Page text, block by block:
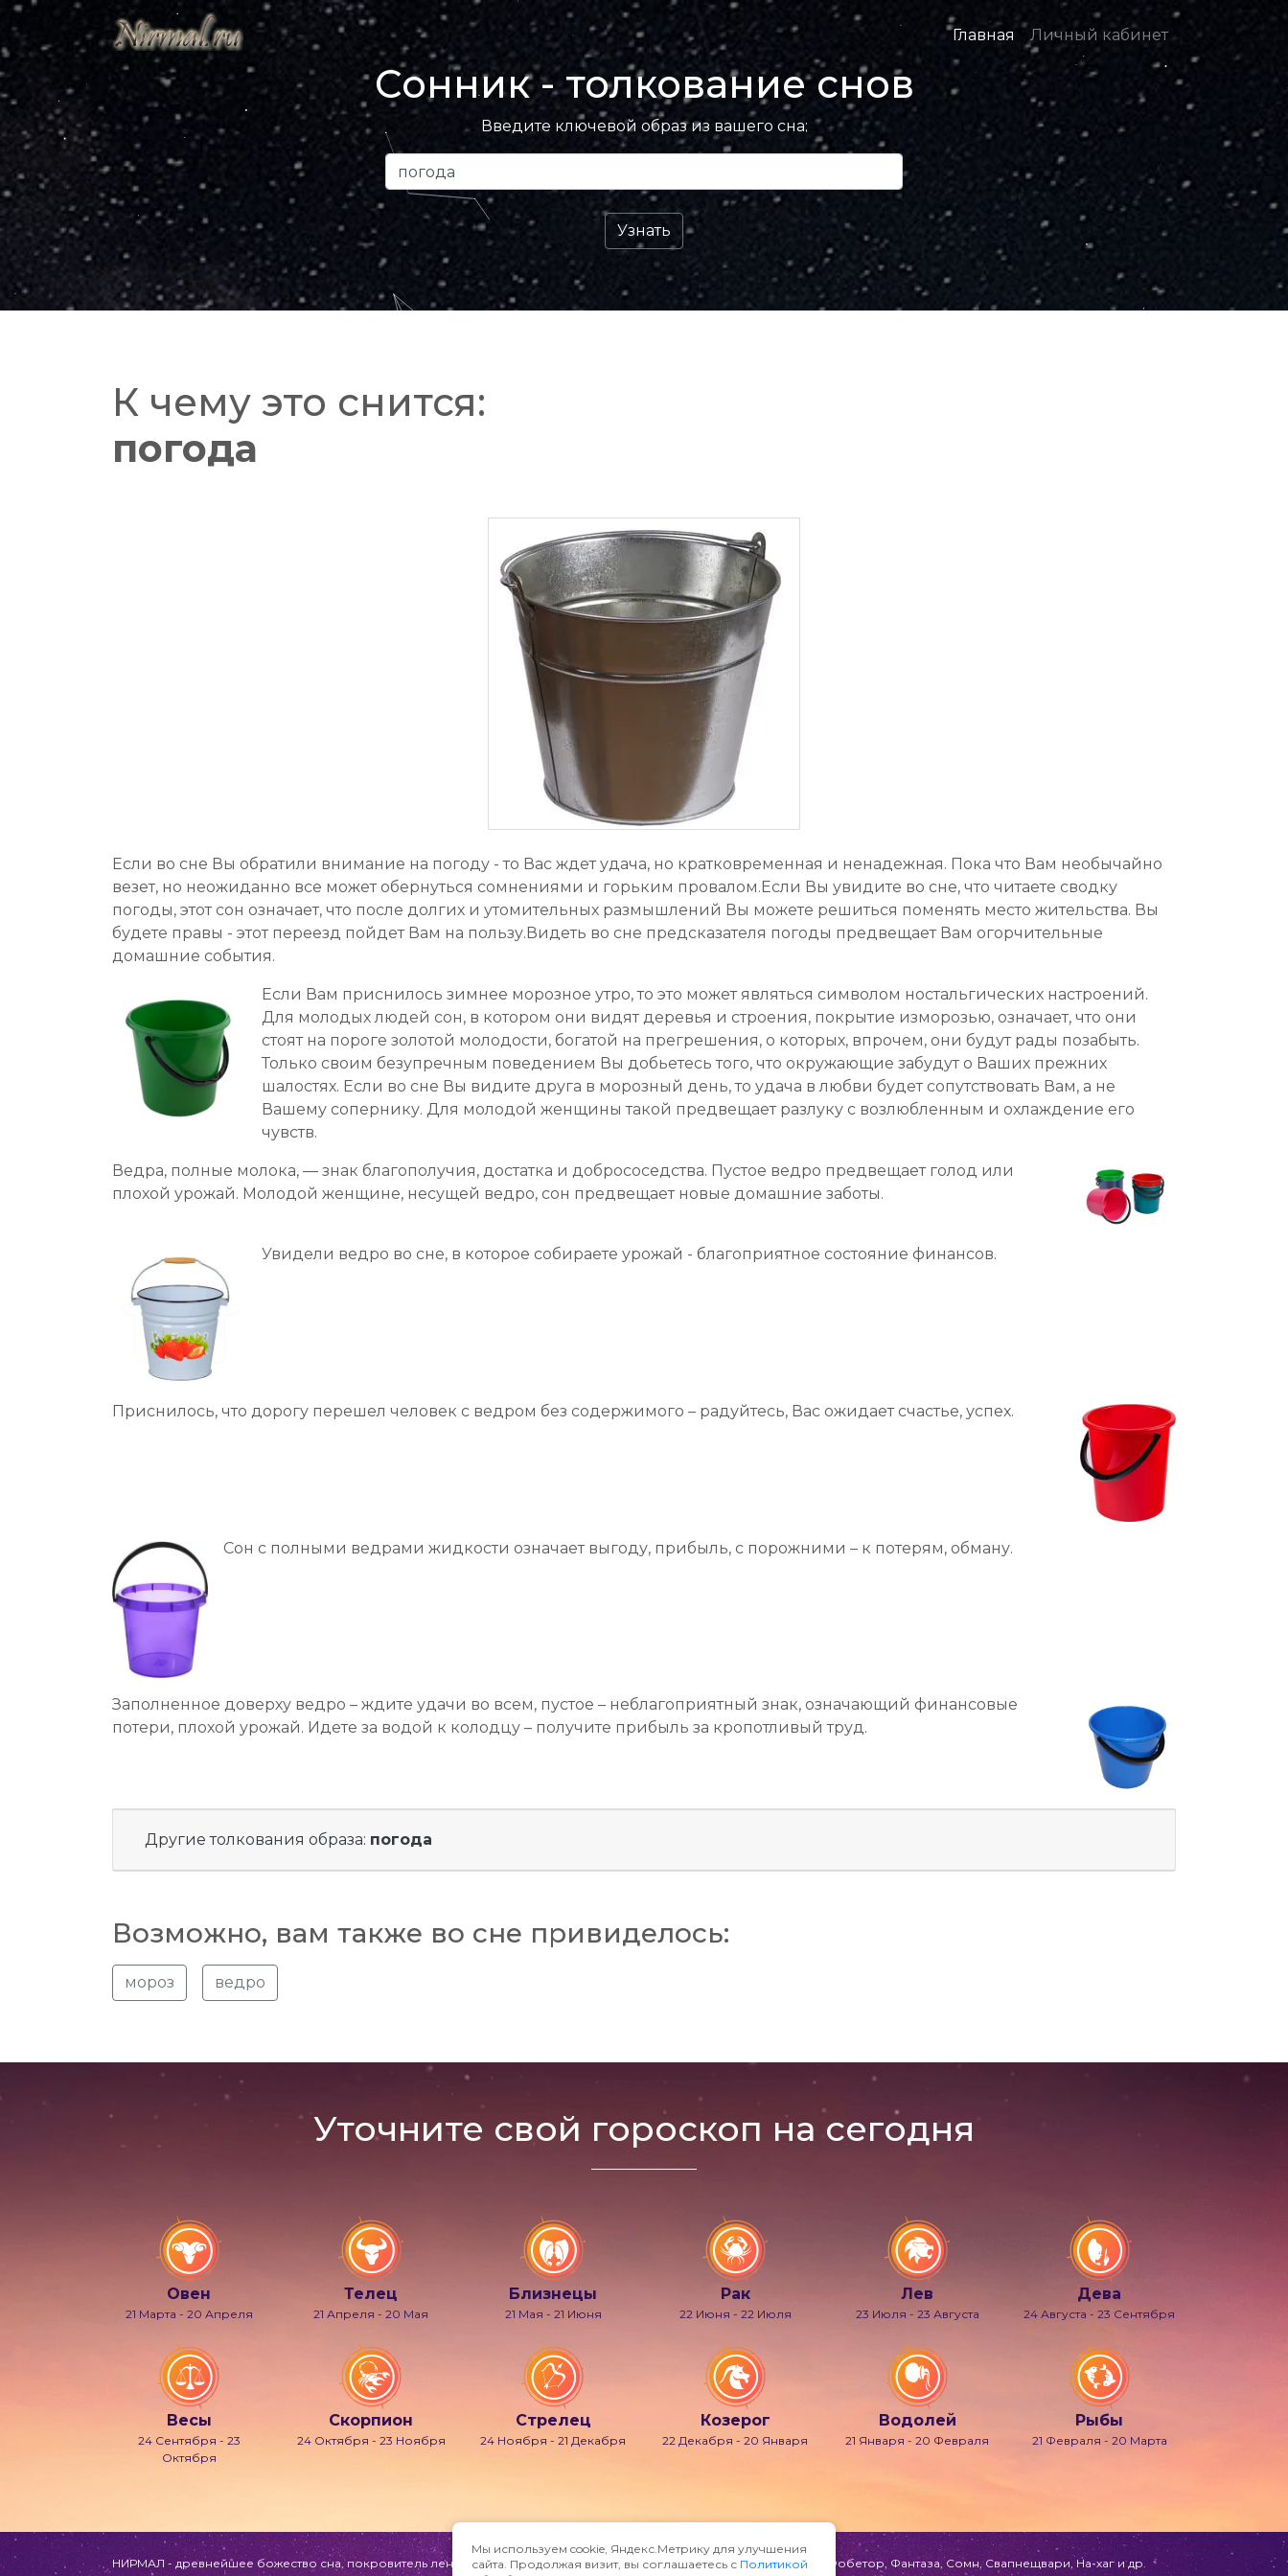
Главная Личный кабинет
Сонник - толкование снов
Введите ключевой образ из вашего сна:
К чему это снится:
погода
Если во сне Вы обратили внимание на погоду - то Вас ждет удача, но кратковременная и ненадежная. Пока что Вам необычайно
везет, но неожиданно все может обернуться сомнениями и горьким провалом.Если Вы увидите во сне, что читаете сводку
погоды, этот сон означает, что после долгих и утомительных размышлений Вы можете решиться поменять место жительства. Вы
будете правы - этот переезд пойдет Вам на пользу.Видеть во сне предсказателя погоды предвещает Вам огорчительные
домашние события.
Если Вам приснилось зимнее морозное утро, то это может являться символом ностальгических настроений.
Для молодых людей сон, в котором они видят деревья и строения, покрытие изморозью, означает, что они
стоят на пороге золотой молодости, богатой на прегрешения, о которых, впрочем, они будут рады позабыть.
Только своим безупречным поведением Вы добьетесь того, что окружающие забудут о Ваших прежних
шалостях. Если во сне Вы видите друга в морозный день, то удача в любви будет сопутствовать Вам, а не
Вашему сопернику. Для молодой женщины такой предвещает разлуку с возлюбленным и охлаждение его
чувств.
Ведра, полные молока, — знак благополучия, достатка и добрососедства. Пустое ведро предвещает голод или
плохой урожай. Молодой женщине, несущей ведро, сон предвещает новые домашние заботы.
Увидели ведро во сне, в которое собираете урожай - благоприятное состояние финансов.
Приснилось, что дорогу перешел человек с ведром без содержимого – радуйтесь, Вас ожидает счастье, успех.
Сон с полными ведрами жидкости означает выгоду, прибыль, с порожними – к потерям, обману.
Заполненное доверху ведро – ждите удачи во всем, пустое – неблагоприятный знак, означающий финансовые
потери, плохой урожай. Идете за водой к колодцу – получите прибыль за кропотливый труд.
Другие толкования образа: погода
Возможно, вам также во сне привиделось:
мороз ведро
Уточните свой гороскоп на сегодня
Овен
21 Марта - 20 Апреля
Телец
21 Апреля - 20 Мая
Близнецы
21 Мая - 21 Июня
Рак
22 Июня - 22 Июля
Лев
23 Июля - 23 Августа
Дева
24 Августа - 23 Сентября
Весы
24 Сентября - 23
Октября
Скорпион
24 Октября - 23 Ноября
Стрелец
24 Ноября - 21 Декабря
Козерог
22 Декабря - 20 Января
Водолей
21 Января - 20 Февраля
Рыбы
21 Февраля - 20 Марта
НИРМАЛ - древнейшее божество сна, покровитель лени и мечтаний, также известно под именами Гипнос, Морфей, Фобетор, Фантаза, Сомн, Свапнещвари, На-хаг и др.
Мы используем cookie, Яндекс.Метрику для улучшения
сайта. Продолжая визит, вы соглашаетесь с Политикой